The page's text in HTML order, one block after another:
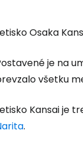
Osaka
je na
všetku
Kansai je
.